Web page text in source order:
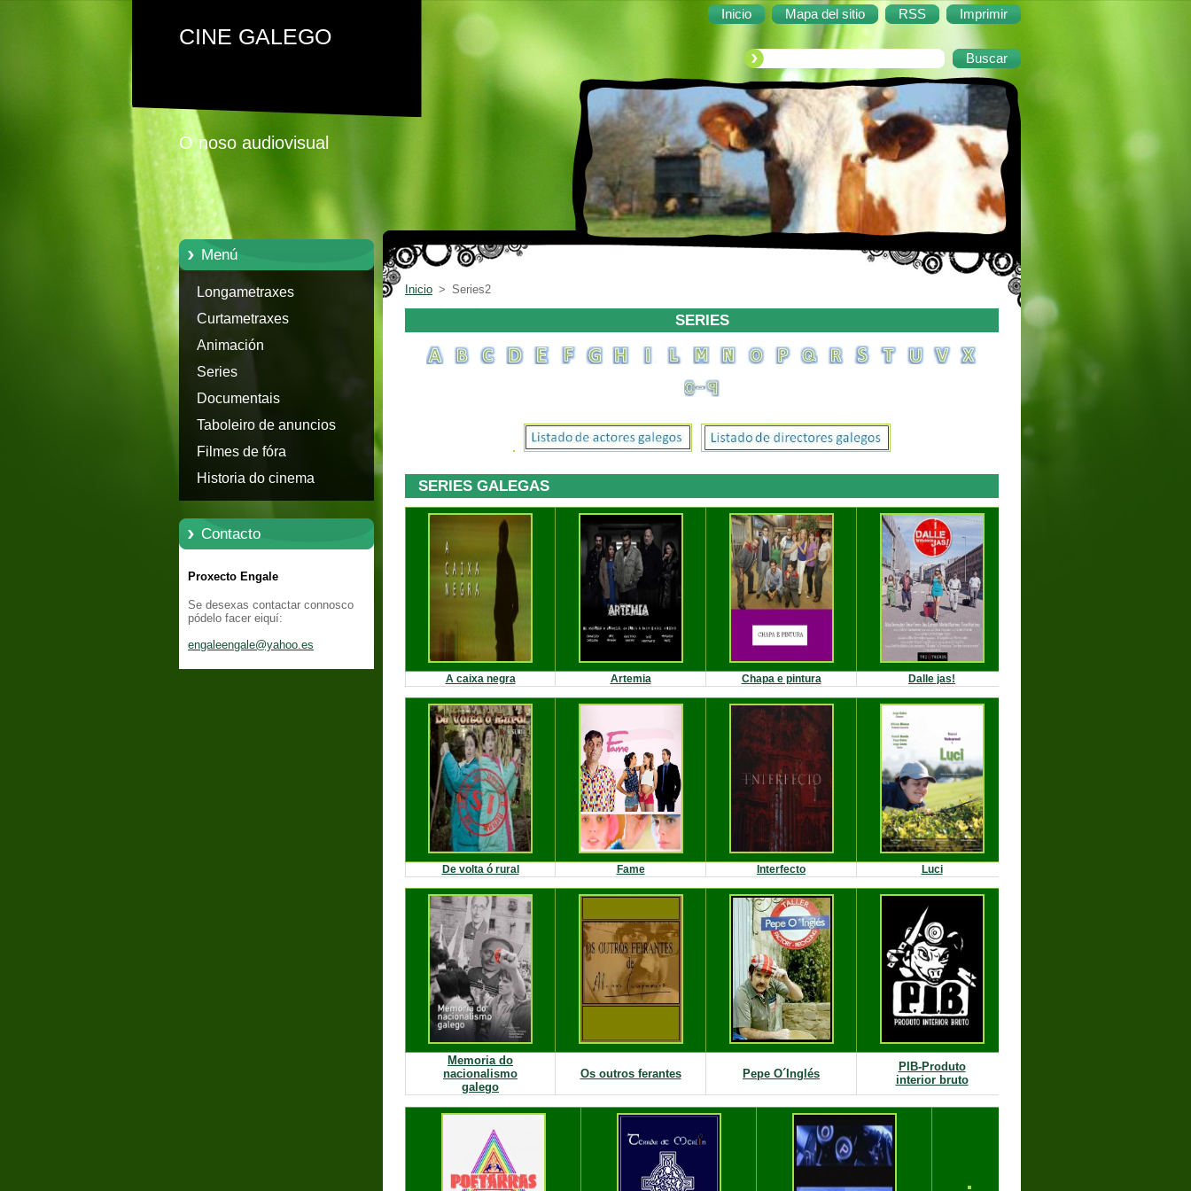
Inicio Mapa del sitio RSS Imprimir
CINE GALEGO
O noso audiovisual
Menú
Longametraxes
Curtametraxes
Animación
Series
Documentais
Taboleiro de anuncios
Filmes de fóra
Historia do cinema
Contacto
Proxecto Engale
Se desexas contactar connosco
pódelo facer eiquí:
engaleengale@yahoo.es
Inicio > Series2
SERIES
SERIES GALEGAS
A caixa negra Artemia Chapa e pintura Dalle jas!
De volta ó rural Fame Interfecto Luci
Memoria do
nacionalismo
galego
Os outros ferantes Pepe O´Inglés
PIB-Produto
interior bruto